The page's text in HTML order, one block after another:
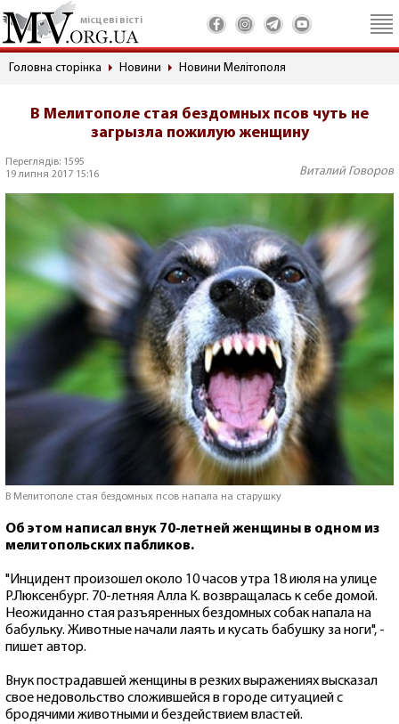
місцеві вісті
Головна сторінка Новини Новини Мелітополя
В Мелитополе стая бездомных псов чуть не
загрызла пожилую женщину
Переглядів: 1595
19 липня 2017 15:16
Виталий Говоров
В Мелитополе стая бездомных псов напала на старушку
Об этом написал внук 70-летней женщины в одном из
мелитопольских пабликов.
"Инцидент произошел около 10 часов утра 18 июля на улице
Р.Люксенбург. 70-летняя Алла К. возвращалась к себе домой.
Неожиданно стая разъяренных бездомных собак напала на
бабульку. Животные начали лаять и кусать бабушку за ноги", -
пишет автор.
Внук пострадавшей женщины в резких выражениях высказал
свое недовольство сложившейся в городе ситуацией с
бродячими животными и бездействием властей.